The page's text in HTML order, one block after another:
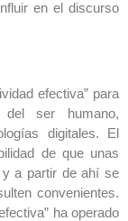
en el discurso
efectiva” para
del ser humano,
digitales. El
de que unas
y a partir de ahí se
convenientes.
ha operado